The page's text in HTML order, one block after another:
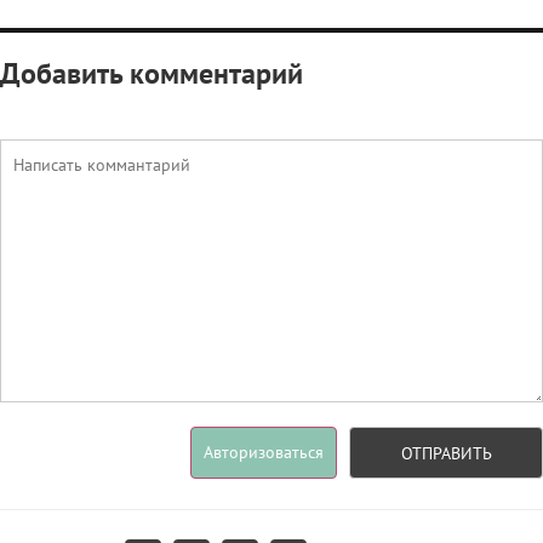
Добавить комментарий
Авторизоваться ОТПРАВИТЬ